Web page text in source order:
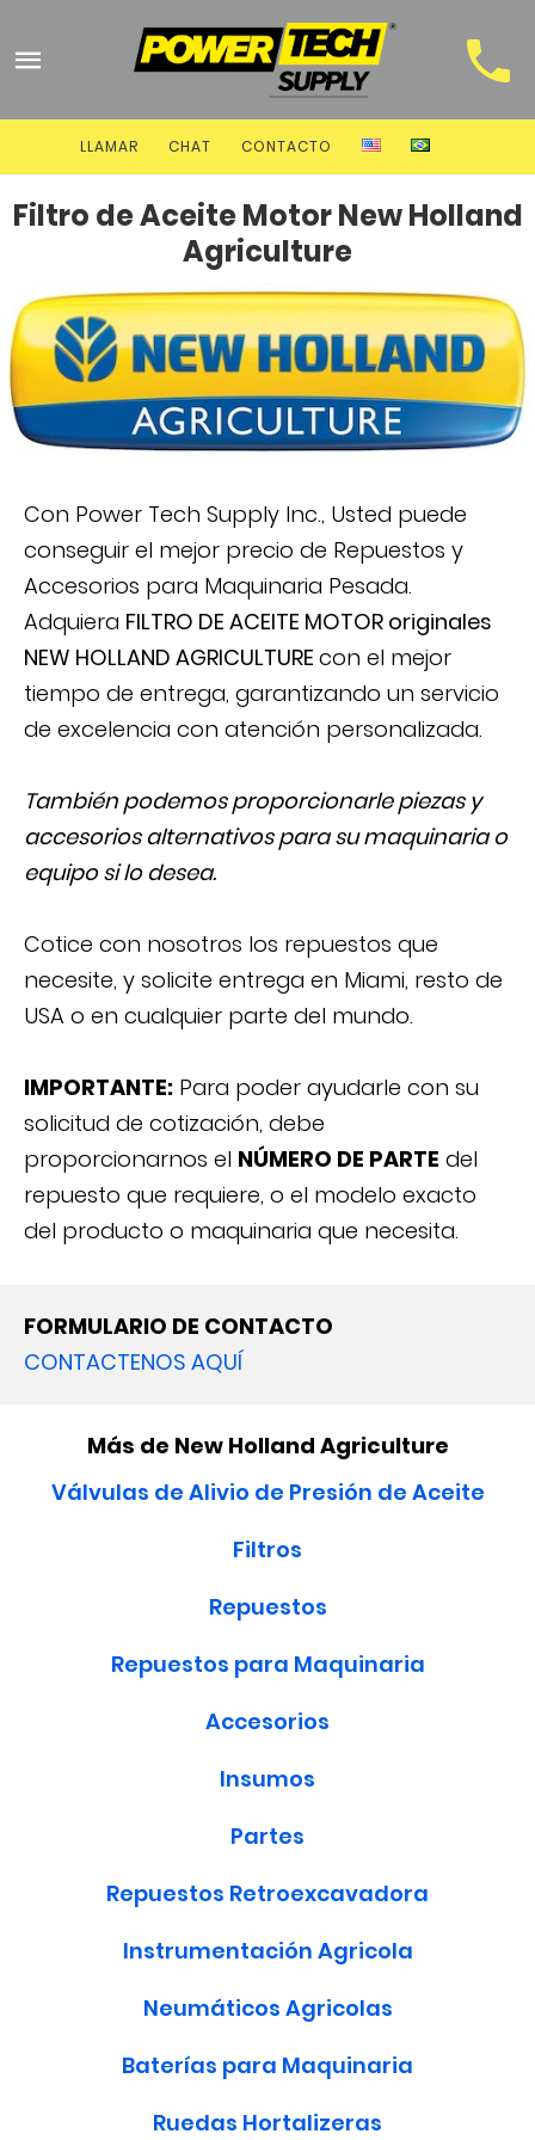
LLAMAR CHAT CONTACTO
Filtro de Aceite Motor New Holland
Agriculture
Con Power Tech Supply Inc., Usted puede
conseguir el mejor precio de Repuestos y
Accesorios para Maquinaria Pesada.
Adquiera FILTRO DE ACEITE MOTOR originales
NEW HOLLAND AGRICULTURE con el mejor
tiempo de entrega, garantizando un servicio
de excelencia con atención personalizada.
También podemos proporcionarle piezas y
accesorios alternativos para su maquinaria o
equipo si lo desea.
Cotice con nosotros los repuestos que
necesite, y solicite entrega en Miami, resto de
USA o en cualquier parte del mundo.
IMPORTANTE: Para poder ayudarle con su
solicitud de cotización, debe
proporcionarnos el NÚMERO DE PARTE del
repuesto que requiere, o el modelo exacto
del producto o maquinaria que necesita.
FORMULARIO DE CONTACTO
CONTACTENOS AQUÍ
Más de New Holland Agriculture
Válvulas de Alivio de Presión de Aceite
Filtros
Repuestos
Repuestos para Maquinaria
Accesorios
Insumos
Partes
Repuestos Retroexcavadora
Instrumentación Agricola
Neumáticos Agricolas
Baterías para Maquinaria
Ruedas Hortalizeras